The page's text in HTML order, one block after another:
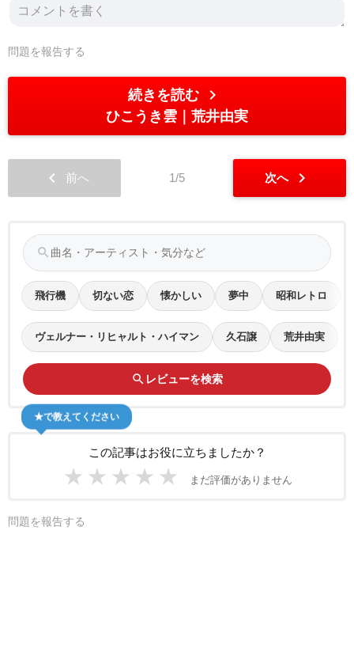
問題を報告する
続きを読む chevron_right
ひこうき雲 荒井由実
chevron_left 前へ 1/5 次へ chevron_right
search
飛行機 切ない恋 懐かしい 夢中 昭和レトロ
ヴェルナー・リヒャルト・ハイマン 久石譲 荒井由実
search レビューを検索
この記事はお役に立ちましたか？
★ ★ ★ ★ ★ まだ評価がありません
★で教えてください
問題を報告する